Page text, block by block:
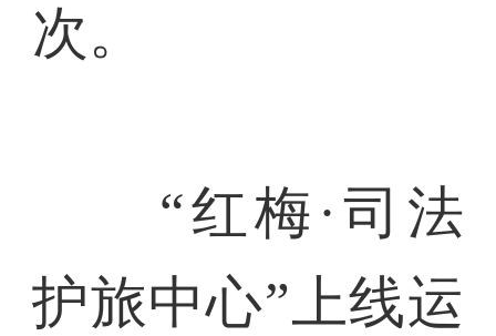
次。
“红梅·司法
护旅中心”上线运